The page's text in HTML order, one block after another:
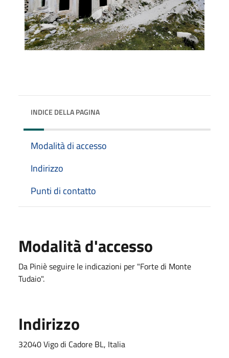
INDICE DELLA PAGINA
Modalità di accesso
Indirizzo
Punti di contatto
Modalità d'accesso
Da Piniè seguire le indicazioni per "Forte di Monte
Tudaio".
Indirizzo
32040 Vigo di Cadore BL, Italia